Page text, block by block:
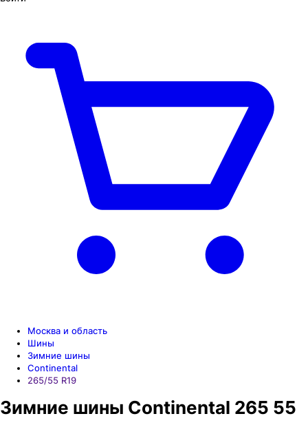
Москва и область
Шины
Зимние шины
Continental
265/55 R19
Зимние шины Continental 265 55